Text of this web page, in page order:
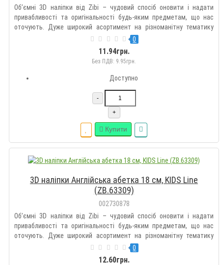
Об’ємні 3D наліпки від Zibi – чудовий спосіб оновити і надати
привабливості та оригінальності будь-яким предметам, що нас
оточують. Дуже широкий асортимент на різноманітну тематику
дозволить підібрати такі наклейки кожному на свій смак.
Оздоблюйте гаджети, зошити, блокноти, щоденники, пенали,
0
11.94грн.
Без ПДВ: 9.95грн.
Доступно
-
+
Купити
3D наліпки Англійська абетка 18 см, KIDS Line
(ZB.63309)
002730878
Об’ємні 3D наліпки від Zibi – чудовий спосіб оновити і надати
привабливості та оригінальності будь-яким предметам, що нас
оточують. Дуже широкий асортимент на різноманітну тематику
дозволить підібрати такі наклейки кожному на свій смак.
Оздоблюйте гаджети, зошити, блокноти, щоденники, пенали,
0
12.60грн.